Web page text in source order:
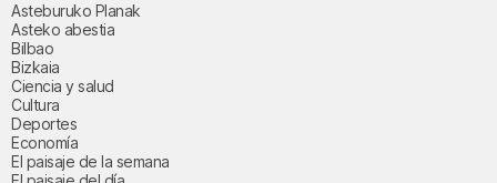
Asteburuko Planak
Asteko abestia
Bilbao
Bizkaia
Ciencia y salud
Cultura
Deportes
Economía
El paisaje de la semana